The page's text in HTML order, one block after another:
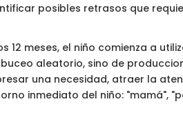
posibles retrasos que
12 meses, el niño comienza a
aleatorio, sino de
una necesidad, atraer la
inmediato del niño: "mamá",